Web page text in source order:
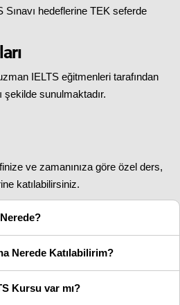
hedeflerine TEK seferde
IELTS eğitmenleri tarafından
şekilde sunulmaktadır.
ve zamanınıza göre özel ders,
katılabilirsiniz.
Nerede Katılabilirim?
Kursu var mı?